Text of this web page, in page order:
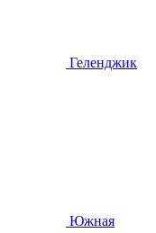
Геленджик
Южная